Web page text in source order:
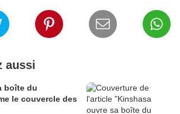
aussi
boîte du
le couvercle des